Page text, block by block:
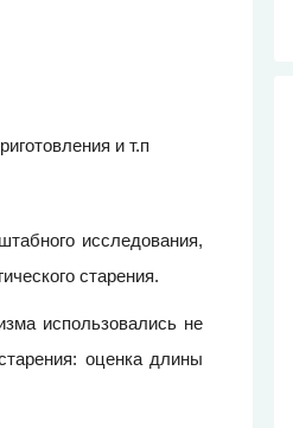
и т.п
исследования,
старения.
использовались не
оценка длины